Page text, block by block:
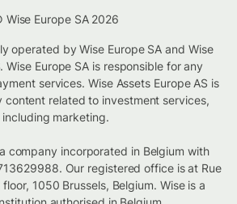
Wise Europe SA 2026
operated by Wise Europe SA and Wise
Wise Europe SA is responsible for any
services. Wise Assets Europe AS is
content related to investment services,
including marketing.
company incorporated in Belgium with
Our registered office is at Rue
1050 Brussels, Belgium. Wise is a